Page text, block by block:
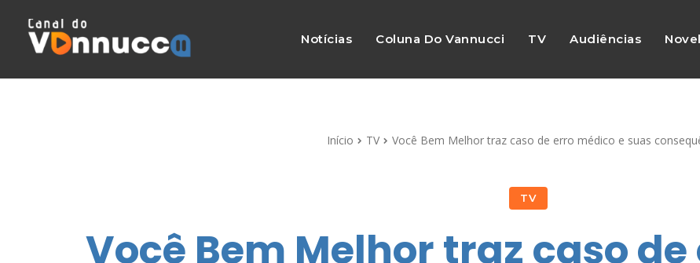
Notícias Coluna Do Vannucci TV Audiências
Início TV Você Bem Melhor traz caso de erro médico e suas
TV
Você Bem Melhor traz caso